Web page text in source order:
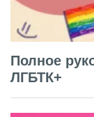
Полное
ЛГБТК+